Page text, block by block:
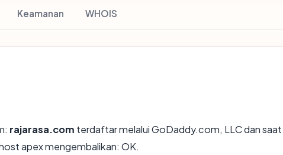
Keamanan WHOIS
rajarasa.com terdaftar melalui GoDaddy.com, LLC dan saat
apex mengembalikan: OK.